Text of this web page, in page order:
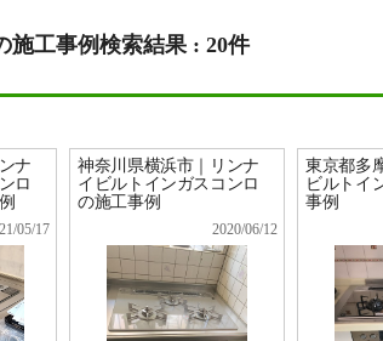
施工事例検索結果 : 20件
ナ
ロ
05/17
神奈川県横浜市｜リンナ
イビルトインガスコンロ
の施工事例
2020/06/12
東京都多
ビルトイ
事例